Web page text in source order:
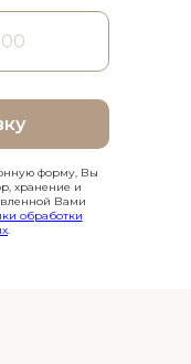
форму, Вы
хранение и
Вами
обработки
.